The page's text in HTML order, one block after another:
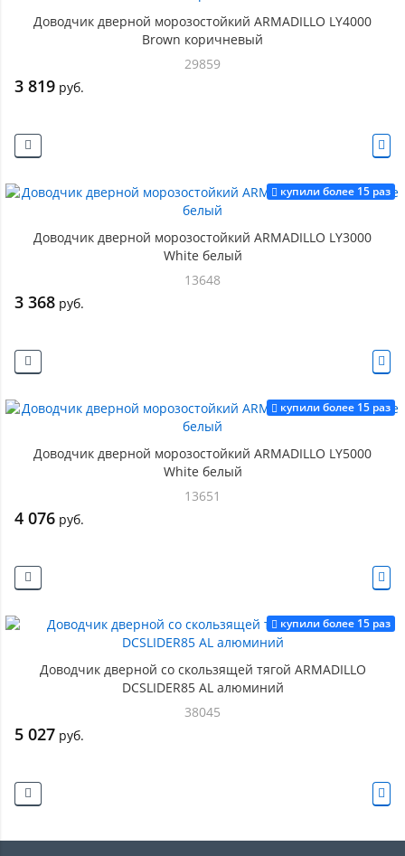
Доводчик дверной морозостойкий ARMADILLO LY4000
Brown коричневый
29859
3 819 руб.
купили более 15 раз
Доводчик дверной морозостойкий ARMADILLO LY3000
White белый
13648
3 368 руб.
купили более 15 раз
Доводчик дверной морозостойкий ARMADILLO LY5000
White белый
13651
4 076 руб.
купили более 15 раз
Доводчик дверной со скользящей тягой ARMADILLO
DCSLIDER85 AL алюминий
38045
5 027 руб.